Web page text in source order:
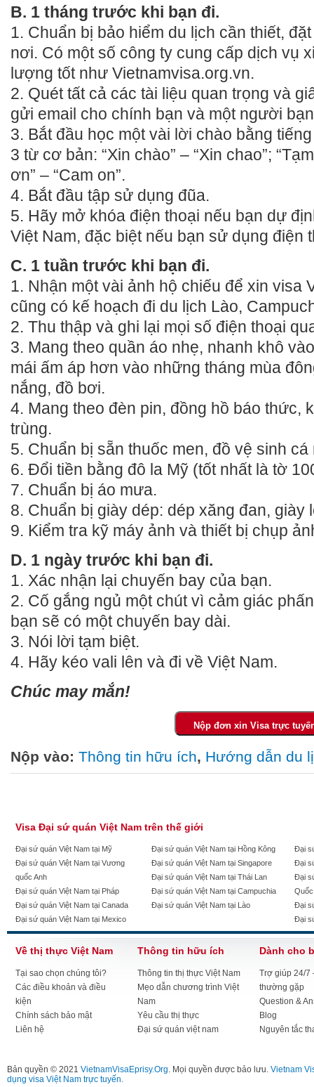
B. 1 tháng trước khi bạn đi.
1. Chuẩn bị bảo hiểm du lịch cần thiết,
nơi. Có một số công ty cung cấp dịch vụ
lượng tốt như Vietnamvisa.org.vn.
2. Quét tất cả các tài liệu quan trọng và
gửi email cho chính bạn và một người
3. Bắt đầu học một vài lời chào bằng
3 từ cơ bản: “Xin chào” – “Xin chao”;
ơn” – “Cam on”.
4. Bắt đầu tập sử dụng đũa.
5. Hãy mở khóa điện thoại nếu bạn dự
Việt Nam, đặc biệt nếu bạn sử dụng điện
C. 1 tuần trước khi bạn đi.
1. Nhận một vài ảnh hộ chiếu để xin visa
cũng có kế hoạch đi du lịch Lào,
2. Thu thập và ghi lại mọi số điện thoại
3. Mang theo quần áo nhẹ, nhanh khô
mái ấm áp hơn vào những tháng mùa
nắng, đồ bơi.
4. Mang theo đèn pin, đồng hồ báo thức,
trùng.
5. Chuẩn bị sẵn thuốc men, đồ vệ sinh cá
6. Đổi tiền bằng đô la Mỹ (tốt nhất là tờ
7. Chuẩn bị áo mưa.
8. Chuẩn bị giày dép: dép xăng đan,
9. Kiểm tra kỹ máy ảnh và thiết bị chụp
D. 1 ngày trước khi bạn đi.
1. Xác nhận lại chuyến bay của bạn.
2. Cố gắng ngủ một chút vì cảm giác
bạn sẽ có một chuyến bay dài.
3. Nói lời tạm biệt.
4. Hãy kéo vali lên và đi về Việt Nam.
Chúc may mắn!
Nộp vào: Thông tin hữu ích, Hướng dẫn du
Visa Đại sứ quán Việt Nam trên thế giới
Đại sứ quán Việt Nam tại Mỹ
Đại sứ quán Việt Nam tại Vương
quốc Anh
Đại sứ quán Việt Nam tại Pháp
Đại sứ quán Việt Nam tại Canada
Đại sứ quán Việt Nam tại Mexico
Đại sứ quán Việt Nam tại Hồng Kông
Đại sứ quán Việt Nam tại Singapore
Đại sứ quán Việt Nam tại Thái Lan
Đại sứ quán Việt Nam tại Campuchia
Đại sứ quán Việt Nam tại Lào
Đại
Đại
Đại
Quốc
Đại
Đại
Về thị thực Việt Nam
Tại sao chọn chúng tôi?
Các điều khoản và điều
kiện
Chính sách bảo mật
Liên hệ
Thông tin hữu ích
Thông tin thị thực Việt Nam
Mẹo dẫn chương trình Việt
Nam
Yêu cầu thị thực
Đại sứ quán việt nam
Dành cho
Trợ giúp 24/7
thường gặp
Question &
Blog
Nguyên tắc
Bản quyền © 2021 VietnamVisaEprisy.Org. Mọi quyền được bảo lưu. Vietnam
dụng visa Việt Nam trực tuyến.